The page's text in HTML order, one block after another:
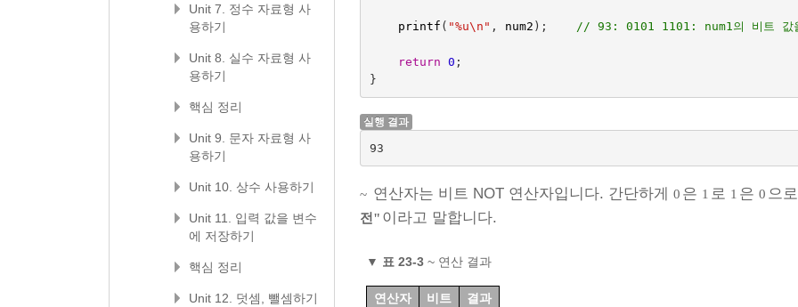
printf ( "%u\n " , num2 ); // 93: 0101 1101: num1의 비트 값
return 0 ;
}
실행 결과
93
~ 연산자는 비트 NOT 연산자입니다. 간단하게0 은 1 로 1 은0 으
전" 이라고 말합니다.
▼ 표 23‑3~ 연산 결과
연산자 비트 결과
Unit 7. 정수 자료형 사
용하기
Unit 8. 실수 자료형 사
용하기
핵심 정리
Unit 9. 문자 자료형 사
용하기
Unit 10. 상수 사용하기
Unit 11. 입력 값을 변수
에 저장하기
핵심 정리
Unit 12. 덧셈, 뺄셈하기